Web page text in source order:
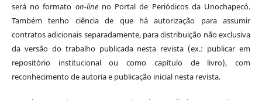
será no formato on-lineno Portal de Periódicos da Unochapecó.
Também tenho ciência de que há autorização para assumir
contratos adicionais separadamente, para distribuição não exclusiva
da versão do trabalho publicada nesta revista (ex.: publicar em
repositório institucional ou como capítulo de livro), com
reconhecimento de autoria e publicação inicial nesta revista.